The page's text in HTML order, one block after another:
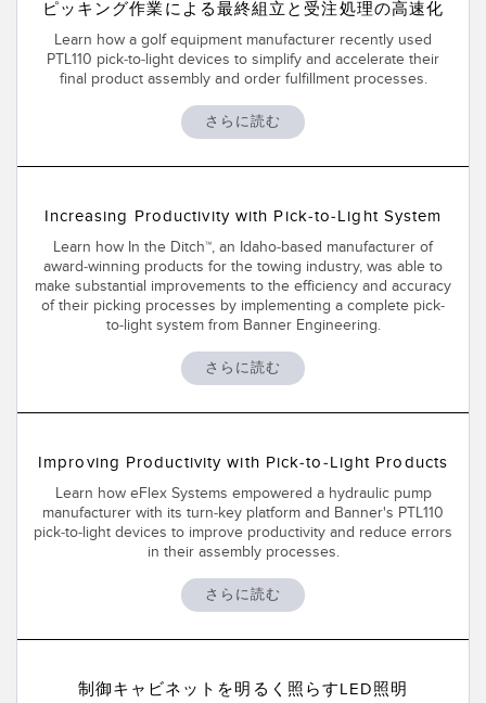
レーザー距離測定
超音波センサ
光ファイバ増幅器
光ファイバ
スロット、ラベル、エリア検出センサ
温度 & 振動センサ
Condition Monitoring Sensors
Wireless Condition Monitoring Sensors
IIOT AND THE SMART
FACTORY
予知保全および予防保全のための状態監視
予知保全
予知保全
RELATED LINKS
ピッキング作業による最終組立と受注処理の高速化
Learn how a golf equipment manufacturer recently used
PTL110 pick-to-light devices to simplify and accelerate their
final product assembly and order fulfillment processes.
さらに読む
Increasing Productivity with Pick-to-Light System
Learn how In the Ditch™, an Idaho-based manufacturer of
award-winning products for the towing industry, was able to
make substantial improvements to the efficiency and accuracy
of their picking processes by implementing a complete pick-
to-light system from Banner Engineering.
さらに読む
Improving Productivity with Pick-to-Light Products
Learn how eFlex Systems empowered a hydraulic pump
manufacturer with its turn-key platform and Banner's PTL110
pick-to-light devices to improve productivity and reduce errors
in their assembly processes.
さらに読む
制御キャビネットを明るく照らすLED照明